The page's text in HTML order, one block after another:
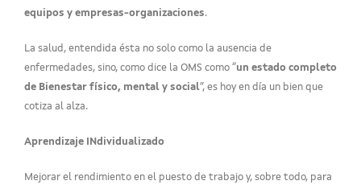
equipos y empresas-organizaciones.
La salud, entendida ésta no solo como la ausencia de
enfermedades, sino, como dice la OMS como “un estado completo
de Bienestar físico, mental y social”, es hoy en día un bien que
cotiza al alza.
Aprendizaje INdividualizado
Mejorar el rendimiento en el puesto de trabajo y, sobre todo, para